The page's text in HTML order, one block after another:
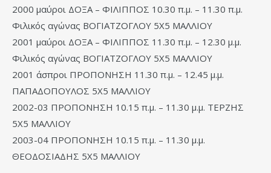
2000 μαύροι ΔΟΞΑ – ΦΙΛΙΠΠΟΣ 10.30 π.μ. – 11.30 π.μ.
Φιλικός αγώνας ΒΟΓΙΑΤΖΟΓΛΟΥ 5Χ5 ΜΑΛΛΙΟΥ
2001 μαύροι ΔΟΞΑ – ΦΙΛΙΠΠΟΣ 11.30 π.μ. – 12.30 μ.μ.
Φιλικός αγώνας ΒΟΓΙΑΤΖΟΓΛΟΥ 5Χ5 ΜΑΛΛΙΟΥ
2001 άσπροι ΠΡΟΠΟΝΗΣΗ 11.30 π.μ. – 12.45 μ.μ.
ΠΑΠΑΔΟΠΟΥΛΟΣ 5Χ5 ΜΑΛΛΙΟΥ
2002-03 ΠΡΟΠΟΝΗΣΗ 10.15 π.μ. – 11.30 μ.μ. ΤΕΡΖΗΣ
5Χ5 ΜΑΛΛΙΟΥ
2003-04 ΠΡΟΠΟΝΗΣΗ 10.15 π.μ. – 11.30 μ.μ.
ΘΕΟΔΟΣΙΑΔΗΣ 5Χ5 ΜΑΛΛΙΟΥ